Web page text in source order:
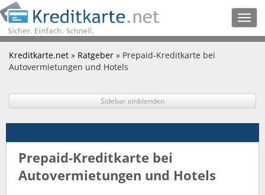
Kreditkarte.net » Ratgeber » Prepaid-Kreditkarte bei
Autovermietungen und Hotels
Sidebar einblenden
Prepaid-Kreditkarte bei
Autovermietungen und Hotels